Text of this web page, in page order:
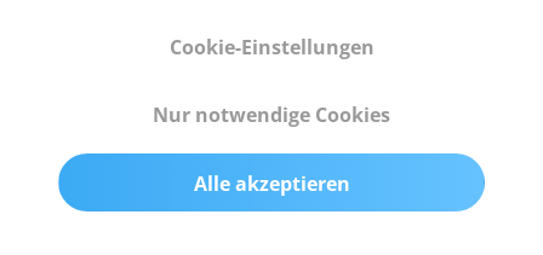
Gewicht
Cookie-Einstellungen
Nur notwendige Cookies
Alle akzeptieren